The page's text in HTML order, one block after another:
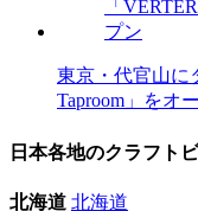
東京・代官山に
Taproom」をオ
日本各地のクラフト
北海道 北海道